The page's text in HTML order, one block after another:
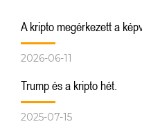
A kripto megérkezett a
2026-06-11
Trump és a kripto hét.
2025-07-15